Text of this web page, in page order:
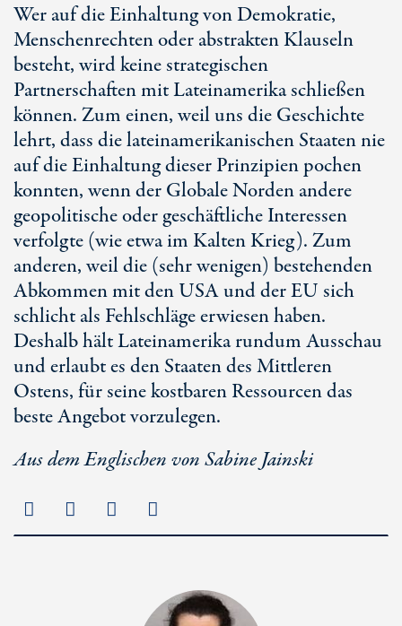
Wer auf die Einhaltung von Demokratie,
Menschenrechten oder abstrakten Klauseln
besteht, wird keine strategischen
Partnerschaften mit Lateinamerika schließen
können. Zum einen, weil uns die Geschichte
lehrt, dass die lateinamerikanischen Staaten nie
auf die Einhaltung dieser Prinzipien pochen
konnten, wenn der Globale Norden andere
geopolitische oder geschäftliche Interessen
verfolgte (wie etwa im Kalten Krieg). Zum
anderen, weil die (sehr wenigen) bestehenden
Abkommen mit den USA und der EU sich
schlicht als Fehlschläge erwiesen haben.
Deshalb hält Lateinamerika rundum Ausschau
und erlaubt es den Staaten des Mittleren
Ostens, für seine kostbaren Ressourcen das
beste Angebot vorzulegen.
Aus dem Englischen von Sabine Jainski